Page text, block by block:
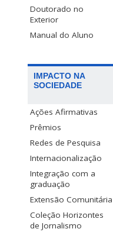
Doutorado no
Exterior
Manual do Aluno
IMPACTO NA
SOCIEDADE
Ações Afirmativas
Prêmios
Redes de Pesquisa
Internacionalização
Integração com a
graduação
Extensão Comunitária
Coleção Horizontes
de Jornalismo